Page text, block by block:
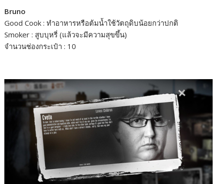
Bruno
Good Cook : ทำอาหารหรือต้มน้ำใช้วัตถุดิบน้อยกว่าปกติ
Smoker : สูบบุหรี่ (แล้วจะมีความสุขขึ้น)
จำนวนช่องกระเป๋า : 10